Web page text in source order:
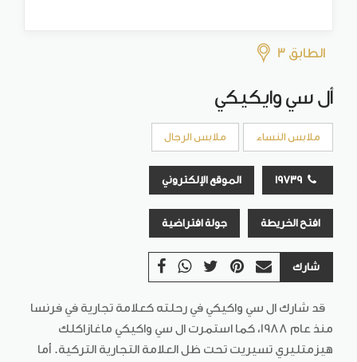
الطابق 3
أل سي وايكيكي
ملابس النساء ملابس الرجال
الموقع الإلكتروني
افتح الخريطة جولة افتراضية
شارك
قد شارك ال سي واكيكي في رحلته كعلامة تجارية في فرنسا
منذ عام 1988، كما استمرت ال سي واكيكي ماغازاكلك
هيزمتليري تسيريت تحت ظل العلامة التجارية التركية. أما